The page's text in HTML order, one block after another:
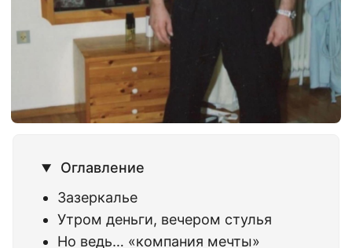
Оглавление
Зазеркалье
Утром деньги, вечером стулья
Но ведь… «компания мечты»